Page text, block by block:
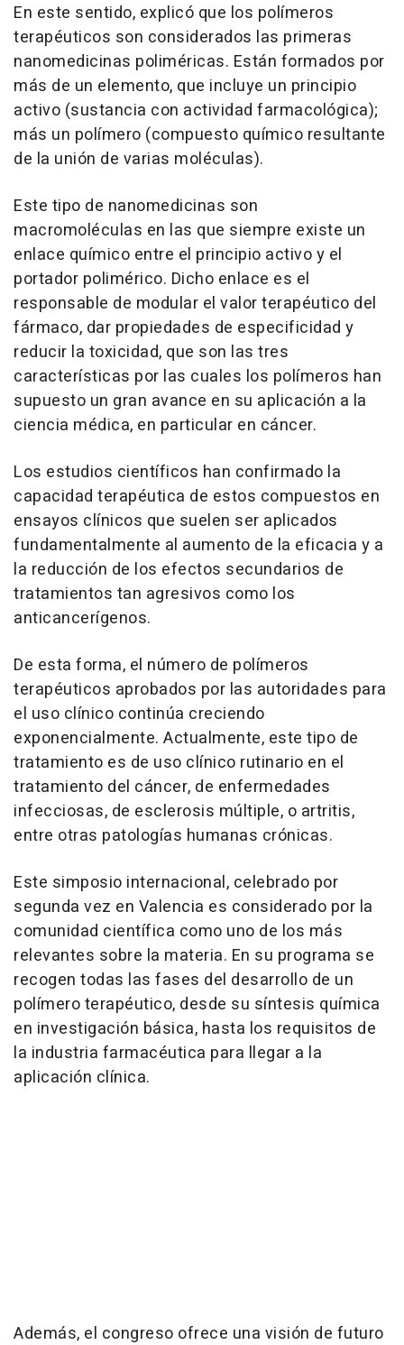
En este sentido, explicó que los polímeros
terapéuticos son considerados las primeras
nanomedicinas poliméricas. Están formados por
más de un elemento, que incluye un principio
activo (sustancia con actividad farmacológica);
más un polímero (compuesto químico resultante
de la unión de varias moléculas).
Este tipo de nanomedicinas son
macromoléculas en las que siempre existe un
enlace químico entre el principio activo y el
portador polimérico. Dicho enlace es el
responsable de modular el valor terapéutico del
fármaco, dar propiedades de especificidad y
reducir la toxicidad, que son las tres
características por las cuales los polímeros han
supuesto un gran avance en su aplicación a la
ciencia médica, en particular en cáncer.
Los estudios científicos han confirmado la
capacidad terapéutica de estos compuestos en
ensayos clínicos que suelen ser aplicados
fundamentalmente al aumento de la eficacia y a
la reducción de los efectos secundarios de
tratamientos tan agresivos como los
anticancerígenos.
De esta forma, el número de polímeros
terapéuticos aprobados por las autoridades para
el uso clínico continúa creciendo
exponencialmente. Actualmente, este tipo de
tratamiento es de uso clínico rutinario en el
tratamiento del cáncer, de enfermedades
infecciosas, de esclerosis múltiple, o artritis,
entre otras patologías humanas crónicas.
Este simposio internacional, celebrado por
segunda vez en Valencia es considerado por la
comunidad científica como uno de los más
relevantes sobre la materia. En su programa se
recogen todas las fases del desarrollo de un
polímero terapéutico, desde su síntesis química
en investigación básica, hasta los requisitos de
la industria farmacéutica para llegar a la
aplicación clínica.
Además, el congreso ofrece una visión de futuro